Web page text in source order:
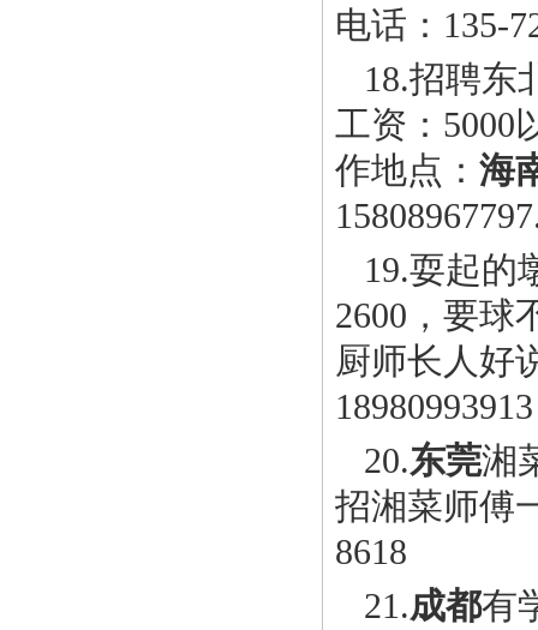
电话：135-
18.招聘东
工资：5000
作地点： 海
19.耍起的
2600，要球
厨师长人好
20.东莞湘
招湘菜师傅
8618
21.成都有